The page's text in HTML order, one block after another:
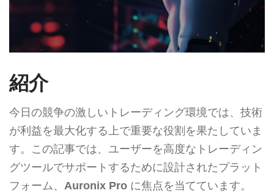
紹介
今日の競争の激しいトレーディング環境では、技術
が利益を最大化する上で重要な役割を果たしていま
す。この記事では、ユーザーを高度なトレーディン
グツールでサポートするために設計されたプラット
フォーム、 Auronix Pro に焦点を当てています。